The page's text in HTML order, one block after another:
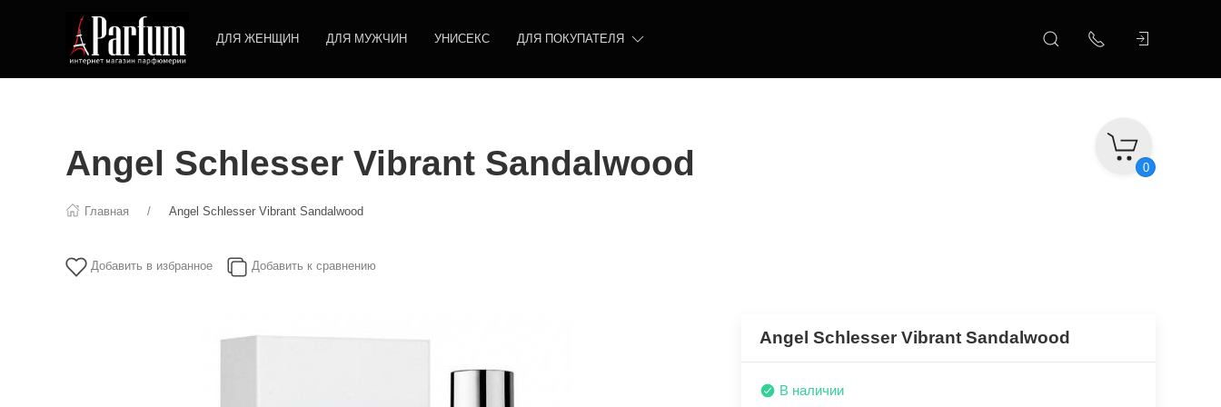
ДЛЯ ЖЕНЩИН ДЛЯ МУЖЧИН УНИСЕКС ДЛЯ ПОКУПАТЕЛЯ
0
Angel Schlesser Vibrant Sandalwood
Главная Angel Schlesser Vibrant Sandalwood
Добавить в избранное Добавить к сравнению
Angel Schlesser Vibrant Sandalwood
В наличии